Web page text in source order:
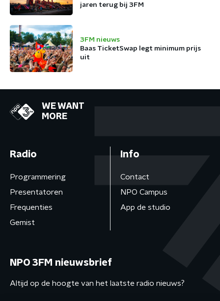
jaren terug bij 3FM
3FM nieuws
Baas TicketSwap legt minimum prijs
uit
WE WANT
MORE
Radio
Programmering
Presentatoren
Frequenties
Gemist
Info
Contact
NPO Campus
App de studio
NPO 3FM nieuwsbrief
Altijd op de hoogte van het laatste radio nieuws?